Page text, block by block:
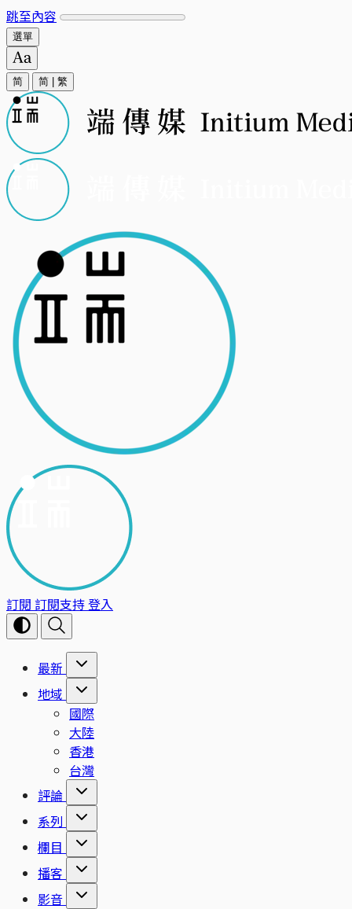
跳至內容
選單
简 简 繁
訂閱 訂閱支持登入
最新
地域
國際
大陸
香港
台灣
評論
系列
欄目
播客
影音